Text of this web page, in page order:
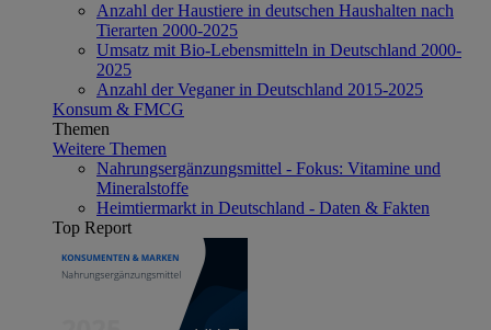
Anzahl der Haustiere in deutschen Haushalten nach
Tierarten 2000-2025
Umsatz mit Bio-Lebensmitteln in Deutschland 2000-
2025
Anzahl der Veganer in Deutschland 2015-2025
Konsum & FMCG
Themen
Weitere Themen
Nahrungsergänzungsmittel - Fokus: Vitamine und
Mineralstoffe
Heimtiermarkt in Deutschland - Daten & Fakten
Top Report